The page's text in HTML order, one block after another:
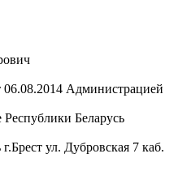
06.08.2014 Администрацией
Республики Беларусь
ул. Дубровская 7 каб.